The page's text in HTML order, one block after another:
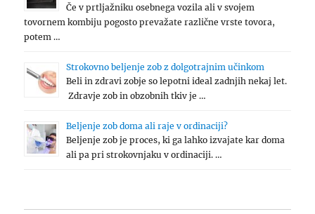
Če v prtljažniku osebnega vozila ali v svojem
tovornem kombiju pogosto prevažate različne vrste tovora,
potem …
Strokovno beljenje zob z dolgotrajnim učinkom
Beli in zdravi zobje so lepotni ideal zadnjih nekaj let.
Zdravje zob in obzobnih tkiv je …
Beljenje zob doma ali raje v ordinaciji?
Beljenje zob je proces, ki ga lahko izvajate kar doma
ali pa pri strokovnjaku v ordinaciji. …